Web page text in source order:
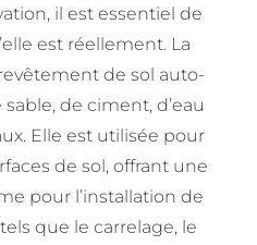
il est essentiel de
est réellement. La
de sol auto-
de ciment, d’eau
Elle est utilisée pour
de sol, offrant une
pour l’installation de
que le carrelage, le